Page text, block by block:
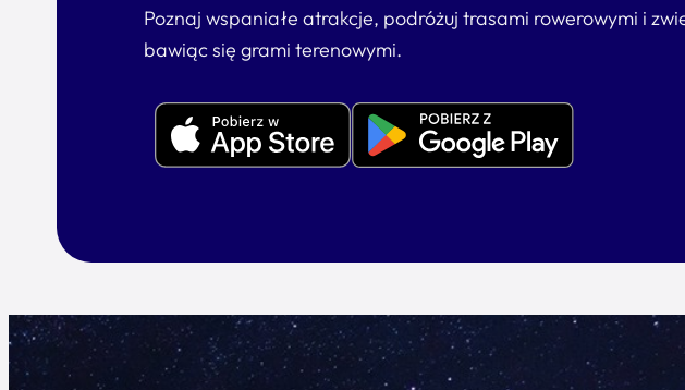
Poznaj wspaniałe atrakcje, podróżuj trasami rowerowymi i
bawiąc się grami terenowymi.